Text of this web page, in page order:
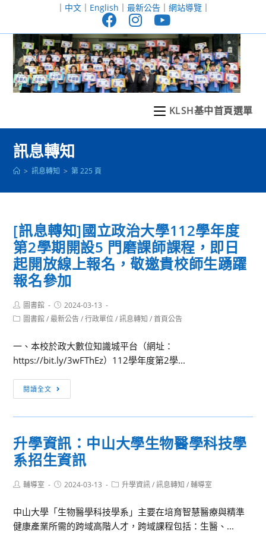
至
｜ 中文｜ English ｜ 最新公告｜ 網站導覽｜
KLSH基中首頁選單
訊息轉知
> 訊息轉知 > 第 225 頁
[訊息轉知]國立政治大學112學年度
第2學期開設5 門磨課師課程，即日
起開放線上報名，敬邀貴校師生踴躍
報名參加
Post
author:
圖書館
Post
published:
2024-03-13
Post圖書館 / 最新公告 / 行政單位 / 訊息轉知 / 首頁公告
一、本校於政大數位知識城平台（網址：
https://bit.ly/3wFThEz）112學年度第2學...
閱讀全文
息
轉
國
立
治
學
112
升學資訊：中山大學生物醫學科技學
系招生資訊
Post輔導室
Post2024-03-13
Post升學資訊 / 訊息轉知 / 輔導室
中山大學「生物醫學科技學系」主要在培育智慧醫療與精準
健康產業所需的跨域高階人才，跨域課程包括：生醫、...